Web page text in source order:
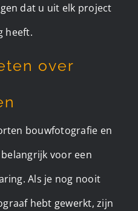
dat u uit elk project
heeft.
over
bouwfotografie en
voor een
Als je nog nooit
hebt gewerkt, zijn